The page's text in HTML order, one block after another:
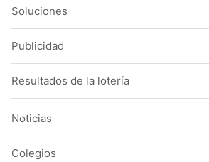
Soluciones
Publicidad
Resultados de la lotería
Noticias
Colegios